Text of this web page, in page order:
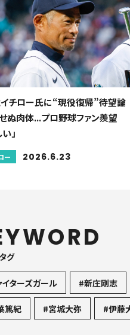
チロー氏に“現役復帰”待望論
ぬ肉体...プロ野球ファン羨望
」
ー 2026.6.23
グ
イターズガール #新庄剛志
篤紀 #宮城大弥 #伊藤